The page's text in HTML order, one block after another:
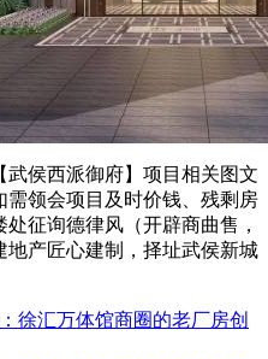
侯西派御府】项目相关图文
领会项目及时价钱、残剩房
征询德律风（开辟商曲售，
产匠心建制，择址武侯新城
徐汇万体馆商圈的老厂房创